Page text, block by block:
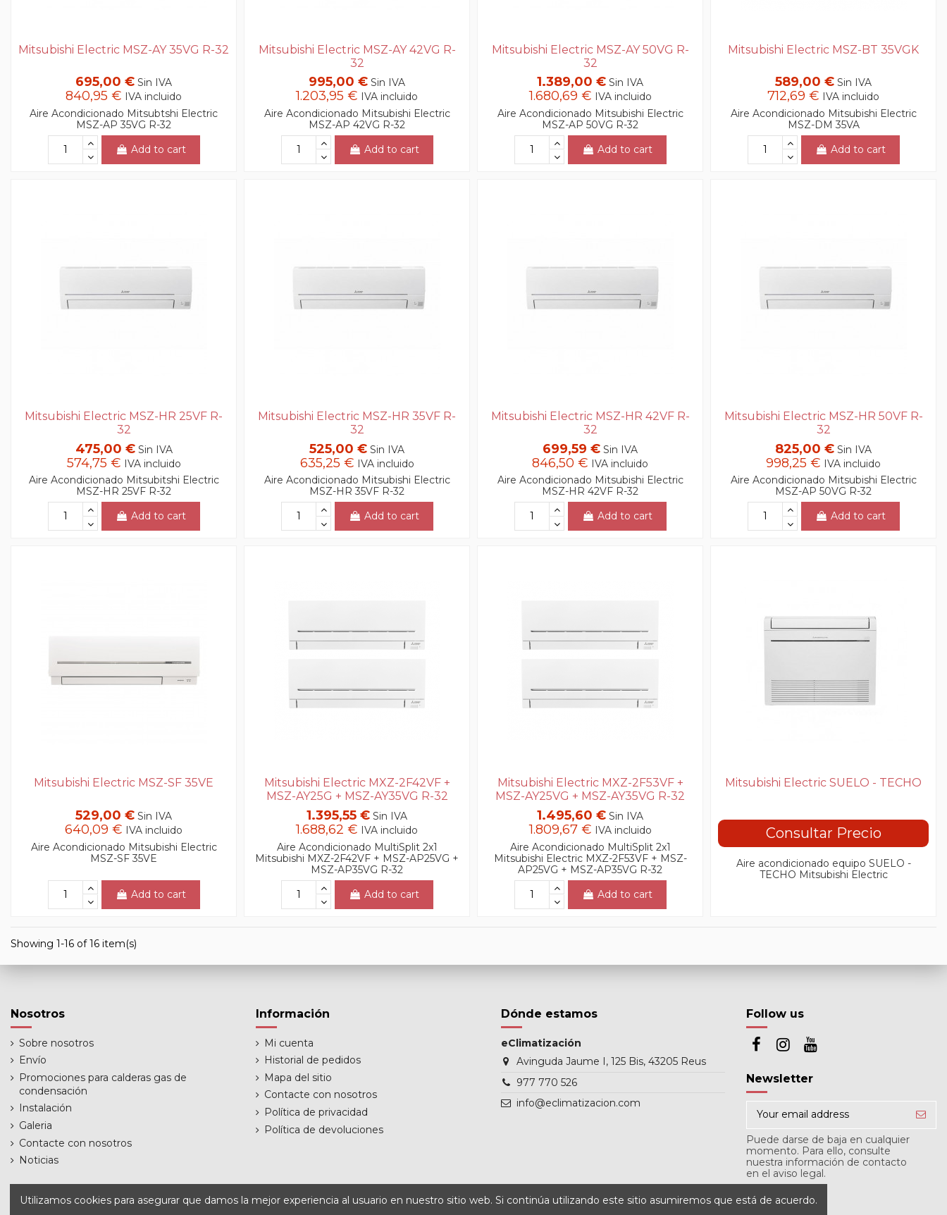
Mitsubishi Electric MSZ-AY 35VG R-32
695,00 € Sin IVA
840,95 € IVA incluido
Aire Acondicionado Mitsubtshi Electric
MSZ-AP 35VG R-32
Add to cart
Mitsubishi Electric MSZ-AY 42VG R-
32
995,00 € Sin IVA
1.203,95 € IVA incluido
Aire Acondicionado Mitsubishi Electric
MSZ-AP 42VG R-32
Add to cart
Mitsubishi Electric MSZ-AY 50VG R-
32
1.389,00 € Sin IVA
1.680,69 € IVA incluido
Aire Acondicionado Mitsubishi Electric
MSZ-AP 50VG R-32
Add to cart
Mitsubishi Electric MSZ-BT 35VGK
589,00 € Sin IVA
712,69 € IVA incluido
Aire Acondicionado Mitsubishi Electric
MSZ-DM 35VA
Add to cart
Mitsubishi Electric MSZ-HR 25VF R-
32
475,00 € Sin IVA
574,75 € IVA incluido
Aire Acondicionado Mitsubitshi Electric
MSZ-HR 25VF R-32
Add to cart
Mitsubishi Electric MSZ-HR 35VF R-
32
525,00 € Sin IVA
635,25 € IVA incluido
Aire Acondicionado Mitsubishi Electric
MSZ-HR 35VF R-32
Add to cart
Mitsubishi Electric MSZ-HR 42VF R-
32
699,59 € Sin IVA
846,50 € IVA incluido
Aire Acondicionado Mitsubishi Electric
MSZ-HR 42VF R-32
Add to cart
Mitsubishi Electric MSZ-HR 50VF R-
32
825,00 € Sin IVA
998,25 € IVA incluido
Aire Acondicionado Mitsubishi Electric
MSZ-AP 50VG R-32
Add to cart
Mitsubishi Electric MSZ-SF 35VE
529,00 € Sin IVA
640,09 € IVA incluido
Aire Acondicionado Mitsubishi Electric
MSZ-SF 35VE
Add to cart
Mitsubishi Electric MXZ-2F42VF +
MSZ-AY25G + MSZ-AY35VG R-32
1.395,55 € Sin IVA
1.688,62 € IVA incluido
Aire Acondicionado MultiSplit 2x1
Mitsubishi MXZ-2F42VF + MSZ-AP25VG +
MSZ-AP35VG R-32
Add to cart
Mitsubishi Electric MXZ-2F53VF +
MSZ-AY25VG + MSZ-AY35VG R-32
1.495,60 € Sin IVA
1.809,67 € IVA incluido
Aire Acondicionado MultiSplit 2x1
Mitsubishi Electric MXZ-2F53VF + MSZ-
AP25VG + MSZ-AP35VG R-32
Add to cart
Mitsubishi Electric SUELO - TECHO
Consultar Precio
Aire acondicionado equipo SUELO -
TECHO Mitsubishi Electric
Showing 1-16 of 16 item(s)
Nosotros
Sobre nosotros
Envío
Promociones para calderas gas de
condensación
Instalación
Galeria
Contacte con nosotros
Noticias
Información
Mi cuenta
Historial de pedidos
Mapa del sitio
Contacte con nosotros
Política de privacidad
Política de devoluciones
Dónde estamos
eClimatización
Avinguda Jaume I, 125 Bis, 43205 Reus
977 770 526
info@eclimatizacion.com
Follow us
Newsletter
Puede darse de baja en cualquier
momento. Para ello, consulte
nuestra información de contacto
en el aviso legal.
Utilizamos cookies para asegurar que damos la mejor experiencia al usuario en nuestro sitio web. Si continúa utilizando este sitio asumiremos que está de acuerdo.